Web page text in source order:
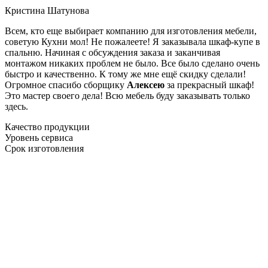
Кристина Шатунова
Всем, кто еще выбирает компанию для изготовления мебели,
советую Кухни мол! Не пожалеете! Я заказывала шкаф-купе в
спальню. Начиная с обсуждения заказа и заканчивая
монтажом никаких проблем не было. Все было сделано очень
быстро и качественно. К тому же мне ещё скидку сделали!
Огромное спасибо сборщику Алексею за прекрасный шкаф!
Это мастер своего дела! Всю мебель буду заказывать только
здесь.
Качество продукции
Уровень сервиса
Срок изготовления